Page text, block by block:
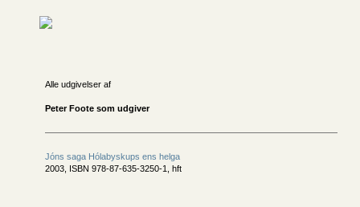
Alle udgivelser af
Peter Foote som udgiver
Jóns saga Hólabyskups ens helga
2003, ISBN 978-87-635-3250-1, hft